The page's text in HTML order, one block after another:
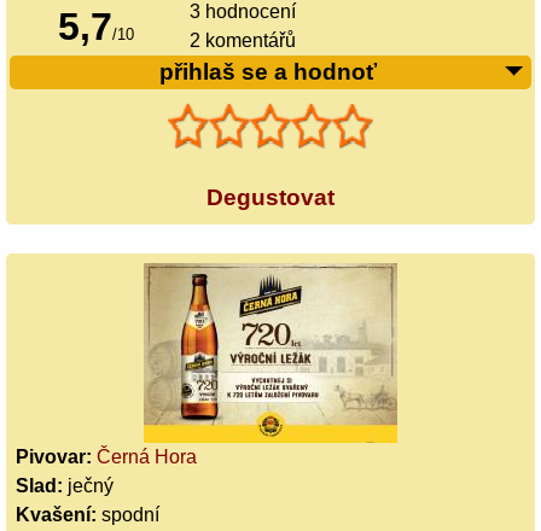
5,7/10
3 hodnocení
2 komentářů
přihlaš se a hodnoť
Degustovat
Pivovar: Černá Hora
Slad: ječný
Kvašení: spodní